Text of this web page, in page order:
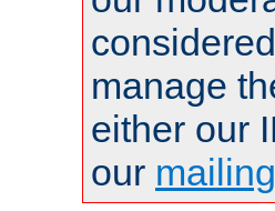
manage
either our
our